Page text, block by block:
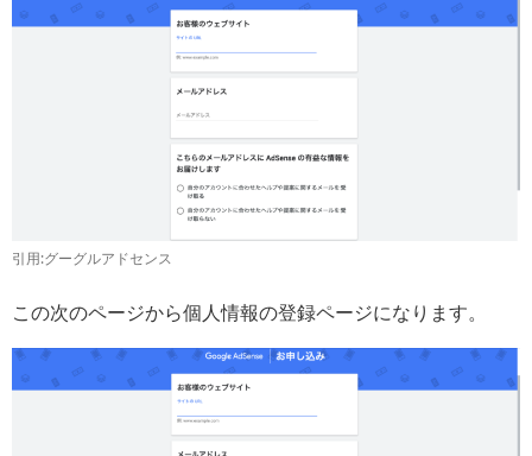
引用:グーグルアドセンス
この次のページから個人情報の登録ページになります。